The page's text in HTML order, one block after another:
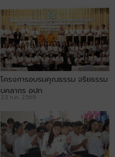
โครงการอบรมคุณธรรม จริยธรรม
บุคลากร อปท
23 ก.ค. 2569